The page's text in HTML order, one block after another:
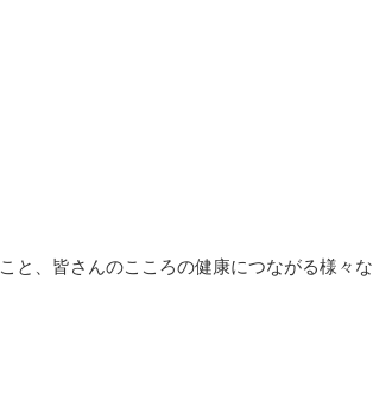
と、皆さんのこころの健康につながる様々な